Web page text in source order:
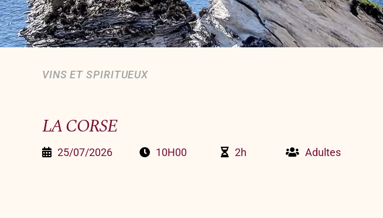
VINS ET SPIRITUEUX
LA CORSE
25/07/2026 10H00 2h Adultes